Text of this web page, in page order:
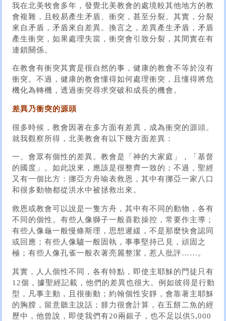
我在北美牧會多年，發覺北美教會的處境較其他地方的教
會複雜，且較易產生矛盾、衝突，甚至分裂。其實，分裂
來自矛盾，矛盾來自差異。換言之，差異產生矛盾，矛盾
產生衝突，如果處理失當，衝突會引致分裂，其間實在有
連鎖關係。
在教會有衝突其實是很自然的事，健康的教會不等於沒有
衝突。不過，健康的教會懂得如何處理衝突，且懂得將危
機化為轉機，透過衝突尋求突破和成長的機會。
差異乃衝突的源頭
很多時候，教會因著在多方面有差異，成為衝突的源頭。
就我觀察所得，北美教會有以下幾方面差異：
一、會眾有個性的差異。教會是「神的大家庭」，「基督
的國度」。如此說來，應該是很整齊一致的；不過，聖經
又有一個比方：挪亞方舟喻表救恩，其中有挪亞一家八口
和很多動物都從洪水中被拯救出來。
救恩或教會可以說是一隻方舟，其中有不同的動物，各有
不同的個性。有些人像獅子一般喜歡操控，常要作主導；
有些人像龜一般慢條斯理，思想遲緩，不是那麼快會認同
或回應；有些人像驢一般固執，事事堅持己見，頑固之
極；有些人像孔雀一般衣著亮麗整潔，惹人批評……。
其實，人人個性不同，各有特點，即使主耶穌的門徒只有
12個，據聖經記載，他們的差異也很大。例如彼得是行動
型，凡事主動，且很衝動；約翰個性安靜，會靠著主耶穌
的胸膛，留意聽主說話；腓力很會計算，在五餅二魚的經
歷中，他曾說，即使我們有20兩銀子，也不足以供5,000